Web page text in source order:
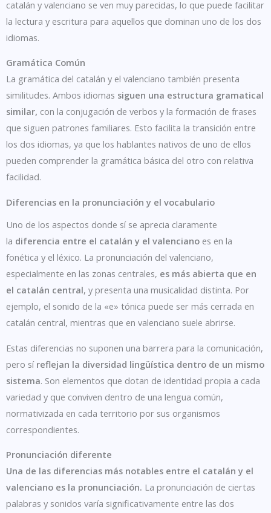
catalán y valenciano se ven muy parecidas, lo que puede facilitar
la lectura y escritura para aquellos que dominan uno de los dos
idiomas.
Gramática Común
La gramática del catalán y el valenciano también presenta
similitudes. Ambos idiomas siguen una estructura gramatical
similar, con la conjugación de verbos y la formación de frases
que siguen patrones familiares. Esto facilita la transición entre
los dos idiomas, ya que los hablantes nativos de uno de ellos
pueden comprender la gramática básica del otro con relativa
facilidad.
Diferencias en la pronunciación y el vocabulario
Uno de los aspectos donde sí se aprecia claramente
la diferencia entre el catalán y el valenciano es en la
fonética y el léxico. La pronunciación del valenciano,
especialmente en las zonas centrales, es más abierta que en
el catalán central, y presenta una musicalidad distinta. Por
ejemplo, el sonido de la «e» tónica puede ser más cerrada en
catalán central, mientras que en valenciano suele abrirse.
Estas diferencias no suponen una barrera para la comunicación,
pero sí reflejan la diversidad lingüística dentro de un mismo
sistema. Son elementos que dotan de identidad propia a cada
variedad y que conviven dentro de una lengua común,
normativizada en cada territorio por sus organismos
correspondientes.
Pronunciación diferente
Una de las diferencias más notables entre el catalán y el
valenciano es la pronunciación. La pronunciación de ciertas
palabras y sonidos varía significativamente entre las dos